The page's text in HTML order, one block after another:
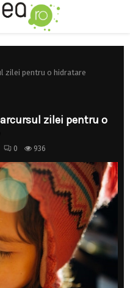
zilei pentru o hidratare
zilei pentru o
0 936